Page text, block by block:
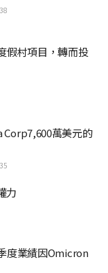
假村項目，轉而投
萬美元的
力
度業績因Omicron